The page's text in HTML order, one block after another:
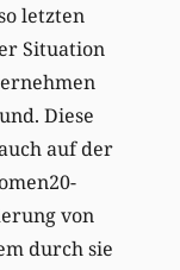
letzten
Situation
Diese
auf der
von
durch sie